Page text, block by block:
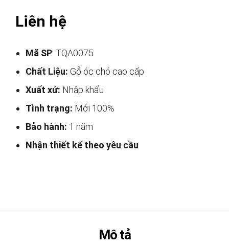
Liên hệ
Mã SP: TQA0075
Chất Liệu: Gỗ óc chó cao cấp
Xuất xứ: Nhập khẩu
Tình trạng: Mới 100%
Bảo hành: 1 năm
Nhận thiết kế theo yêu cầu
Mô tả